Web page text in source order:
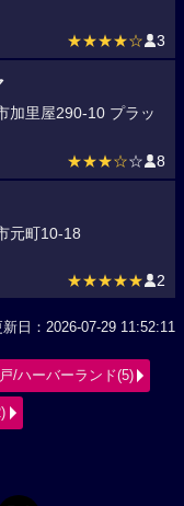
★★★★☆ 3
加里屋290-10 プラッ
★★★☆☆ 8
元町10-18
★★★★★ 2
日：2026-07-29 11:52:11
/ハーバーランド(5)